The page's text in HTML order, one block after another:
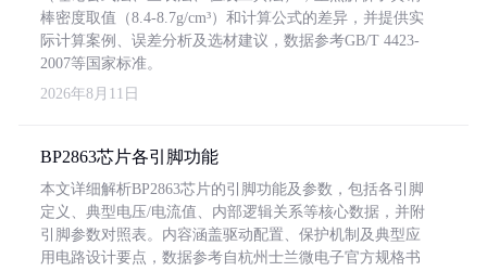
棒密度取值（8.4-8.7g/cm³）和计算公式的差异，并提供实
际计算案例、误差分析及选材建议，数据参考GB/T 4423-
2007等国家标准。
2026年8月11日
BP2863芯片各引脚功能
本文详细解析BP2863芯片的引脚功能及参数，包括各引脚
定义、典型电压/电流值、内部逻辑关系等核心数据，并附
引脚参数对照表。内容涵盖驱动配置、保护机制及典型应
用电路设计要点，数据参考自杭州士兰微电子官方规格书